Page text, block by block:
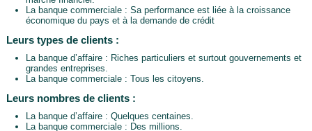
La banque commerciale : Sa performance est liée à la croissance
économique du pays et à la demande de crédit
Leurs types de clients :
La banque d’affaire : Riches particuliers et surtout gouvernements et
grandes entreprises.
La banque commerciale : Tous les citoyens.
Leurs nombres de clients :
La banque d’affaire : Quelques centaines.
La banque commerciale : Des millions.